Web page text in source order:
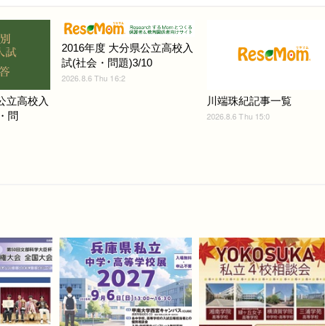
立高校入
問
2016年度 大分県公立高校入
試(社会・問題)3/10
2026.8.6 Thu 16:2
川端珠紀記事一覧
2026.8.6 Thu 15:0